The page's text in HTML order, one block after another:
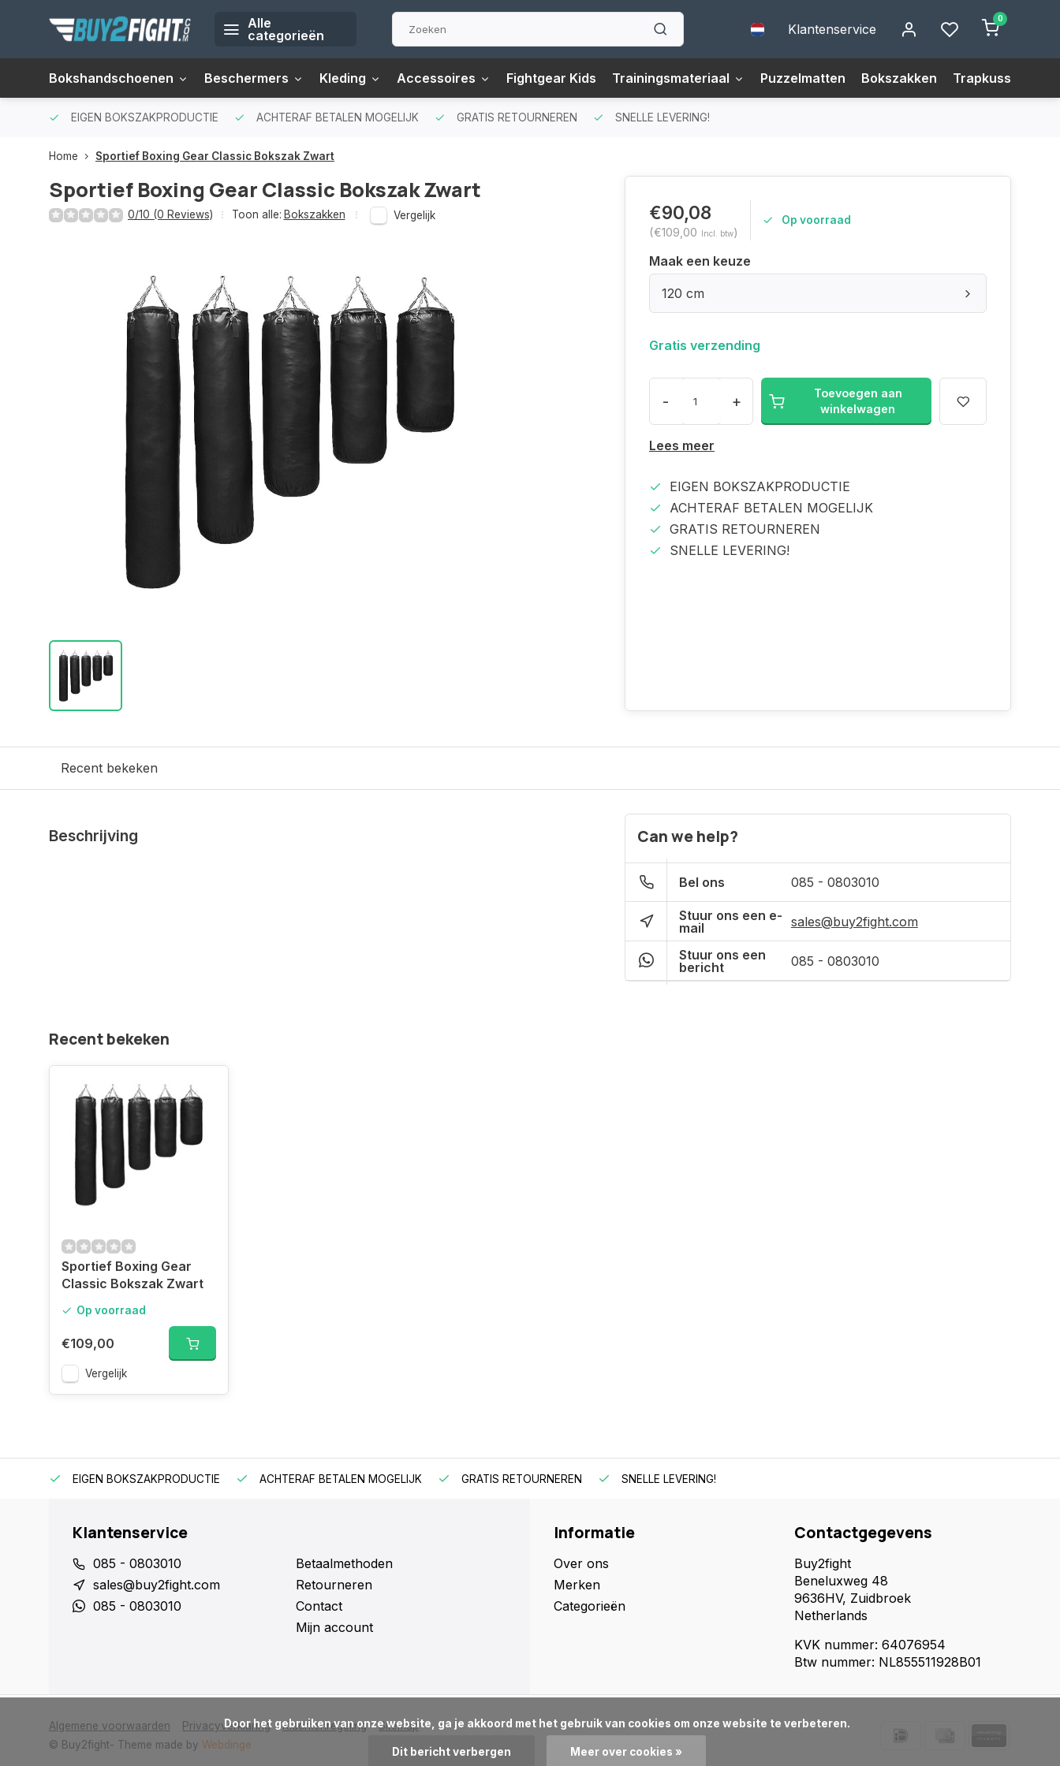
Alle
categorieën
Klantenservice
0
Bokshandschoenen Beschermers Kleding Accessoires Fightgear Kids Trainingsmateriaal Puzzelmatten Bokszakken Trapkussens
EIGEN BOKSZAKPRODUCTIE ACHTERAF BETALEN MOGELIJK GRATIS RETOURNEREN SNELLE LEVERING!
Home Sportief Boxing Gear Classic Bokszak Zwart
Sportief Boxing Gear Classic Bokszak Zwart
0/10 (0 Reviews) Toon alle: Bokszakken Vergelijk €90,08
(€109,00 Incl. btw)
Op voorraad
Maak een keuze
120 cm
Gratis verzending
- +
Toevoegen aan
winkelwagen
Lees meer
EIGEN BOKSZAKPRODUCTIE
ACHTERAF BETALEN MOGELIJK
GRATIS RETOURNEREN
SNELLE LEVERING!
Recent bekeken
Beschrijving Can we help?
Bel ons 085 - 0803010
Stuur ons een e-
mail
sales@buy2fight.com
Stuur ons een
bericht
085 - 0803010
Recent bekeken
Sportief Boxing Gear
Classic Bokszak Zwart
Op voorraad
€109,00
Vergelijk
EIGEN BOKSZAKPRODUCTIE ACHTERAF BETALEN MOGELIJK GRATIS RETOURNEREN SNELLE LEVERING!
Klantenservice
085 - 0803010
sales@buy2fight.com
085 - 0803010
Betaalmethoden
Retourneren
Contact
Mijn account
Informatie
Over ons
Merken
Categorieën
Contactgegevens
Buy2fight
Beneluxweg 48
9636HV, Zuidbroek
Netherlands
KVK nummer: 64076954
Btw nummer: NL855511928B01
Algemene voorwaarden Privacyverklaring Klachtenregeling
Sitemap
© Buy2fight- Theme made by Webdinge
      Door het gebruiken van onze website, ga je akkoord met het gebruik van cookies om onze website te verbeteren.
Dit bericht verbergen Meer over cookies »